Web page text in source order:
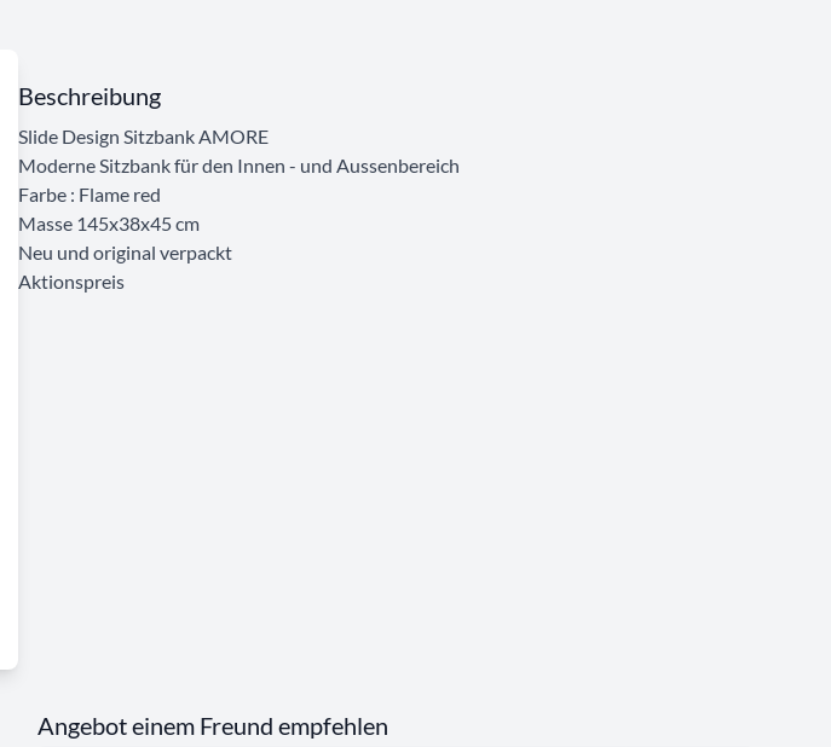
Beschreibung
Slide Design Sitzbank AMORE
Moderne Sitzbank für den Innen - und Aussenbereich
Farbe : Flame red
Masse 145x38x45 cm
Neu und original verpackt
Aktionspreis
Angebot einem Freund empfehlen